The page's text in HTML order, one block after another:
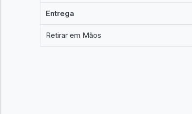
Entrega
Retirar em Mãos